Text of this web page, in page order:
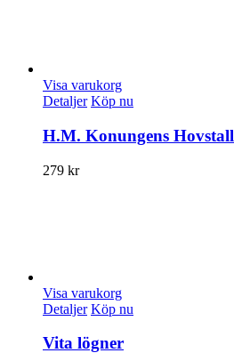
Visa varukorg
Detaljer Köp nu
H.M. Konungens Hovstall
279 kr
Visa varukorg
Detaljer Köp nu
Vita lögner